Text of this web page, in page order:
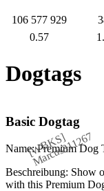
106 577 929
0.57
Dogtags
[WBKS]
Marcus311267
Basic Dogtag
Name: Premium Dog
Beschreibung: Show
with this Premium